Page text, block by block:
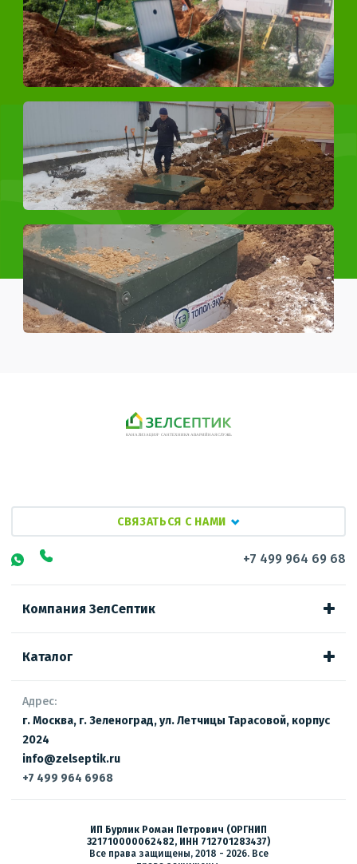
СВЯЗАТЬСЯ С НАМИ
+7 499 964 69 68
Компания ЗелСептик
Каталог
Адрес:
г. Москва, г. Зеленоград, ул. Летчицы Тарасовой, корпус
2024
info@zelseptik.ru
+7 499 964 6968
ИП Бурлик Роман Петрович (ОРГНИП
321710000062482, ИНН 712701283437)
Все права защищены, 2018 - 2026. Все